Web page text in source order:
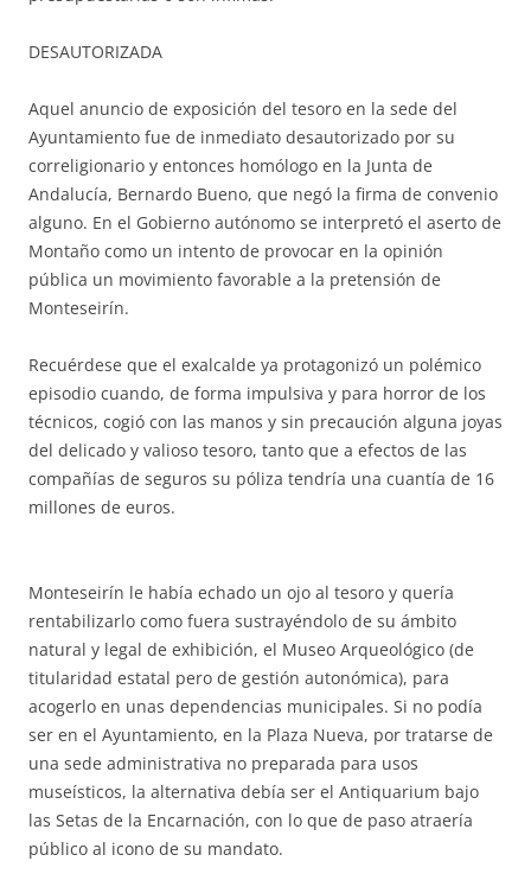
DESAUTORIZADA
Aquel anuncio de exposición del tesoro en la sede del
Ayuntamiento fue de inmediato desautorizado por su
correligionario y entonces homólogo en la Junta de
Andalucía, Bernardo Bueno, que negó la firma de convenio
alguno. En el Gobierno autónomo se interpretó el aserto de
Montaño como un intento de provocar en la opinión
pública un movimiento favorable a la pretensión de
Monteseirín.
Recuérdese que el exalcalde ya protagonizó un polémico
episodio cuando, de forma impulsiva y para horror de los
técnicos, cogió con las manos y sin precaución alguna joyas
del delicado y valioso tesoro, tanto que a efectos de las
compañías de seguros su póliza tendría una cuantía de 16
millones de euros.
Monteseirín le había echado un ojo al tesoro y quería
rentabilizarlo como fuera sustrayéndolo de su ámbito
natural y legal de exhibición, el Museo Arqueológico (de
titularidad estatal pero de gestión autonómica), para
acogerlo en unas dependencias municipales. Si no podía
ser en el Ayuntamiento, en la Plaza Nueva, por tratarse de
una sede administrativa no preparada para usos
museísticos, la alternativa debía ser el Antiquarium bajo
las Setas de la Encarnación, con lo que de paso atraería
público al icono de su mandato.